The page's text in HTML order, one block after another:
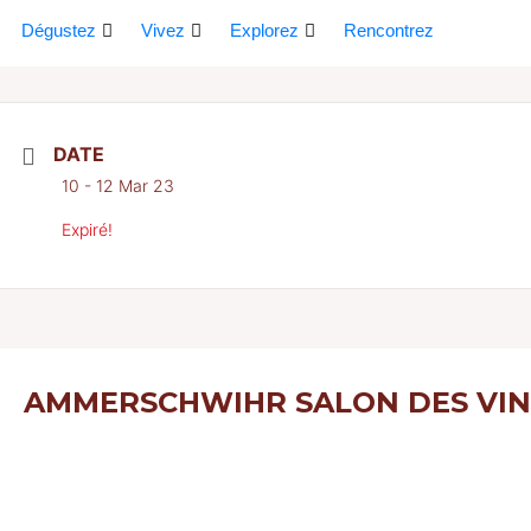
Dégustez Vivez Explorez Rencontrez
DATE
10 - 12 Mar 23
Expiré!
AMMERSCHWIHR SALON DES